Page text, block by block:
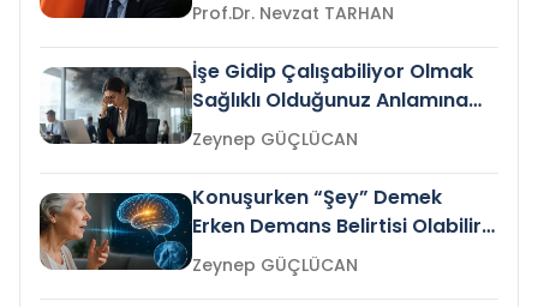
Prof.Dr. Nevzat TARHAN
İşe Gidip Çalışabiliyor Olmak
Sağlıklı Olduğunuz Anlamına
Gelir mi?Zeynep GÜÇLÜCAN
Konuşurken “Şey” Demek
Erken Demans Belirtisi Olabilir
mi?
Zeynep GÜÇLÜCAN